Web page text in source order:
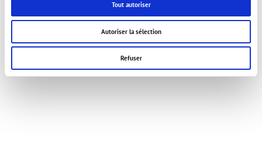
Tout autoriser
Autoriser la sélection
Refuser